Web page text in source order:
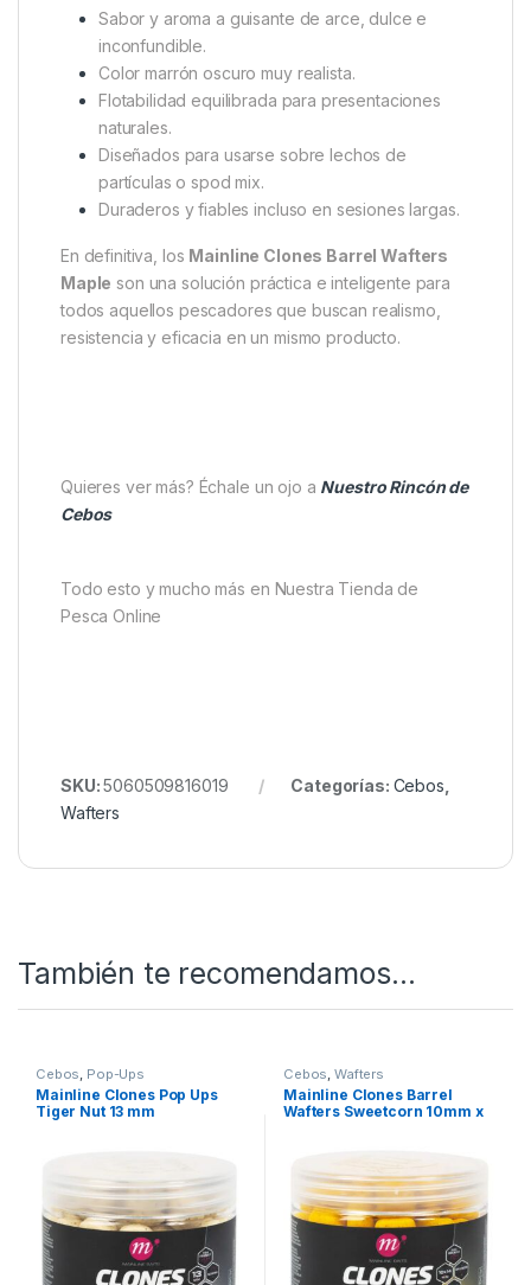
Sabor y aroma a guisante de arce, dulce e
inconfundible.
Color marrón oscuro muy realista.
Flotabilidad equilibrada para presentaciones
naturales.
Diseñados para usarse sobre lechos de
partículas o spod mix.
Duraderos y fiables incluso en sesiones largas.
En definitiva, los Mainline Clones Barrel Wafters
Maple son una solución práctica e inteligente para
todos aquellos pescadores que buscan realismo,
resistencia y eficacia en un mismo producto.
Quieres ver más? Échale un ojo a Nuestro Rincón de
Cebos
Todo esto y mucho más en Nuestra Tienda de
Pesca Online
SKU:5060509816019 Categorías: Cebos
Wafters
También te recomendamos…
Cebos Pop-Ups
Mainline Clones Pop Ups
Tiger Nut 13 mm
Cebos ,Wafters
Mainline Clones Barrel
Wafters Sweetcorn 10mm x